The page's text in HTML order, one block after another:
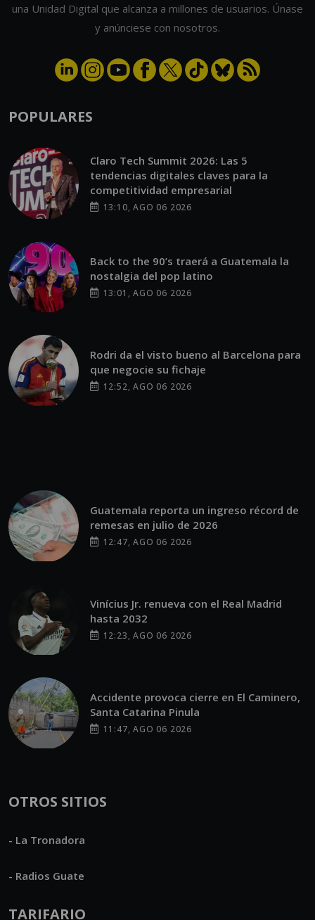
una Unidad Digital que alcanza a millones de usuarios. Únase
y anúnciese con nosotros.
POPULARES
Claro Tech Summit 2026: Las 5
tendencias digitales claves para la
competitividad empresarial
13:10, AGO 06 2026
Back to the 90’s traerá a Guatemala la
nostalgia del pop latino
13:01, AGO 06 2026
Rodri da el visto bueno al Barcelona para
que negocie su fichaje
12:52, AGO 06 2026
Guatemala reporta un ingreso récord de
remesas en julio de 2026
12:47, AGO 06 2026
Vinícius Jr. renueva con el Real Madrid
hasta 2032
12:23, AGO 06 2026
Accidente provoca cierre en El Caminero,
Santa Catarina Pinula
11:47, AGO 06 2026
OTROS SITIOS
- La Tronadora
- Radios Guate
TARIFARIO